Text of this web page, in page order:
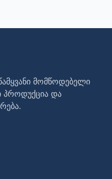
მომწოდებელი
პროდუქცია და